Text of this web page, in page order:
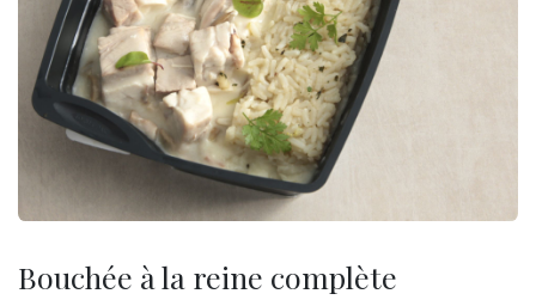
Bouchée à la reine complète